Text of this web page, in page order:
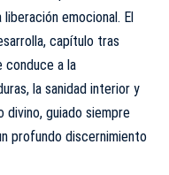
emocional. El
capítulo tras
conduce a la
la sanidad interior y
divino, guiado siempre
profundo discernimiento